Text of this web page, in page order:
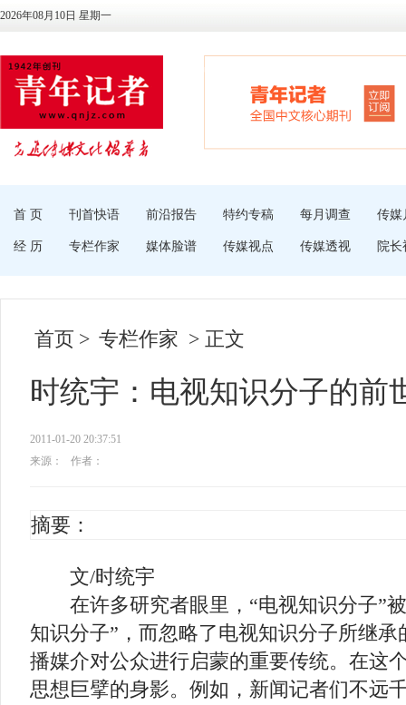
2026年08月10日 星期一
首 页 刊首快语 前沿报告 特约专稿 每月调查 传媒
经 历 专栏作家 媒体脸谱 传媒视点 传媒透视 院长
首页 > 专栏作家 > 正文
时统宇：电视知识分子的前
2011-01-20 20:37:51
来源：
作者：
摘要：
文/时统宇
在许多研究者眼里，“电视知识分子”被
知识分子”，而忽略了电视知识分子所继
播媒介对公众进行启蒙的重要传统。在这
思想巨擘的身影。例如，新闻记者们不远